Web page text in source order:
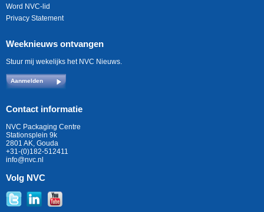
Word NVC-lid
Privacy Statement
Weeknieuws ontvangen
Stuur mij wekelijks het NVC Nieuws.
Aanmelden
Contact informatie
NVC Packaging Centre
Stationsplein 9k
2801 AK, Gouda
+31-(0)182-512411
info@nvc.nl
Volg NVC